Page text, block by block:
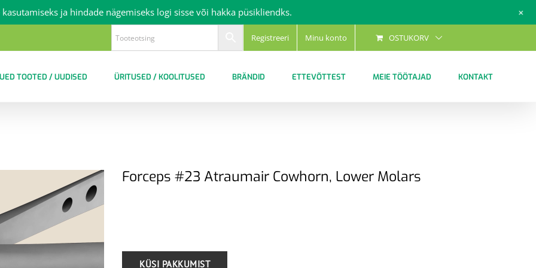
Registreeri Minu konto OSTUKORV
TOOTED / UUDISED ÜRITUSED / KOOLITUSED BRÄNDID ETTEVÕTTEST MEIE TÖÖTAJAD KONTAKT
Forceps #23 Atraumair Cowhorn, Lower Molars
kasutamiseks ja hindade nägemiseks logi sisse või hakka püsikliendks. +